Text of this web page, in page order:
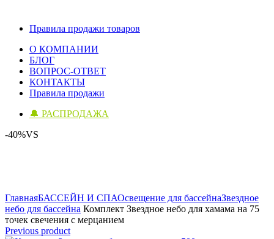
Правила продажи товаров
О КОМПАНИИ
БЛОГ
ВОПРОС-ОТВЕТ
КОНТАКТЫ
Правила продажи
🔔 РАСПРОДАЖА
-40%VS
ГлавнаяБАССЕЙН И СПАОсвещение для бассейнаЗвездное
небо для бассейна Комплект Звездное небо для хамама на 75
точек свечения с мерцанием
Previous product